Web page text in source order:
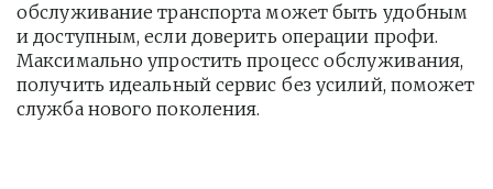
обслуживание транспорта может быть удобным
и доступным, если доверить операции профи.
Максимально упростить процесс обслуживания,
получить идеальный сервис без усилий, поможет
служба нового поколения.